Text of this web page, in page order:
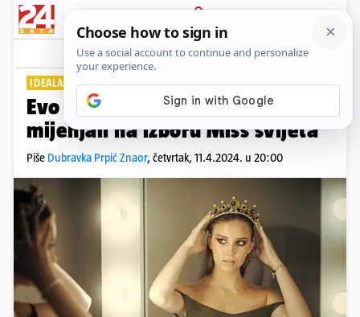
PRIJAVA
Lifestyle Komentari
IDEALAN IZGLED
Evo kako su se standardi ljepote
mijenjali na izboru Miss svijeta
Piše Dubravka Prpić Znaor, četvrtak, 11.4.2024. u 20:00